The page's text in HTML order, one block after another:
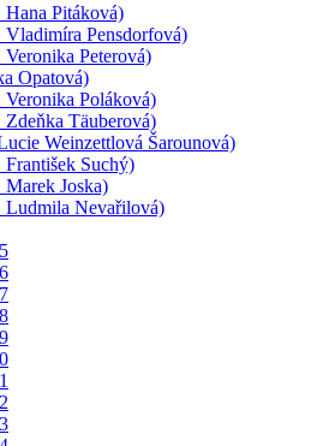
Pitáková)
Vladimíra Pensdorfová)
Peterová)
Opatová)
Poláková)
Täuberová)
Weinzettlová Šarounová)
Suchý)
Joska)
Ludmila Nevařilová)